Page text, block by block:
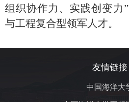
组织协作力、实践创变力
与工程复合型领军人才。
友情链接
中国海洋大